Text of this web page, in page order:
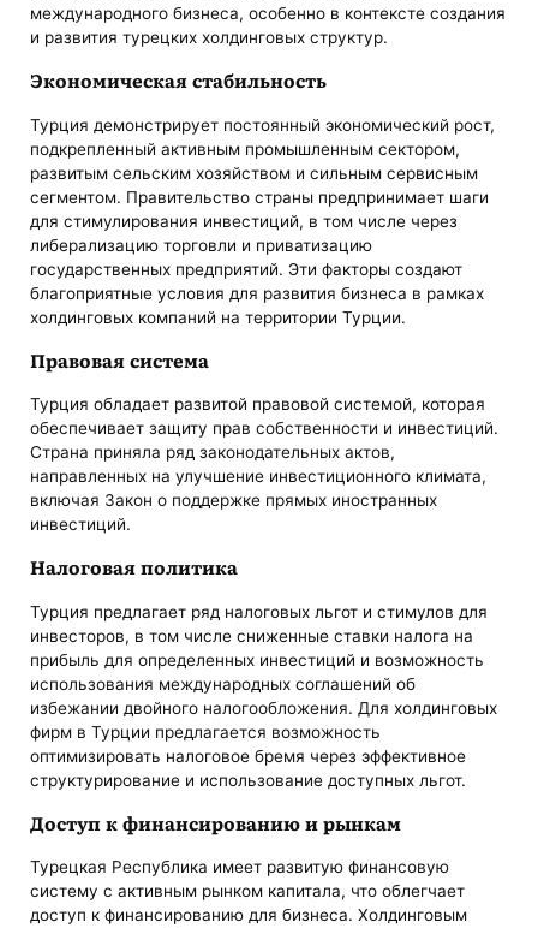
международного бизнеса, особенно в контексте создания
и развития турецких холдинговых структур.
Экономическая стабильность
Турция демонстрирует постоянный экономический рост,
подкрепленный активным промышленным сектором,
развитым сельским хозяйством и сильным сервисным
сегментом. Правительство страны предпринимает шаги
для стимулирования инвестиций, в том числе через
либерализацию торговли и приватизацию
государственных предприятий. Эти факторы создают
благоприятные условия для развития бизнеса в рамках
холдинговых компаний на территории Турции.
Правовая система
Турция обладает развитой правовой системой, которая
обеспечивает защиту прав собственности и инвестиций.
Страна приняла ряд законодательных актов,
направленных на улучшение инвестиционного климата,
включая Закон о поддержке прямых иностранных
инвестиций.
Налоговая политика
Турция предлагает ряд налоговых льгот и стимулов для
инвесторов, в том числе сниженные ставки налога на
прибыль для определенных инвестиций и возможность
использования международных соглашений об
избежании двойного налогообложения. Для холдинговых
фирм в Турции предлагается возможность
оптимизировать налоговое бремя через эффективное
структурирование и использование доступных льгот.
Доступ к финансированию и рынкам
Турецкая Республика имеет развитую финансовую
систему с активным рынком капитала, что облегчает
доступ к финансированию для бизнеса. Холдинговым